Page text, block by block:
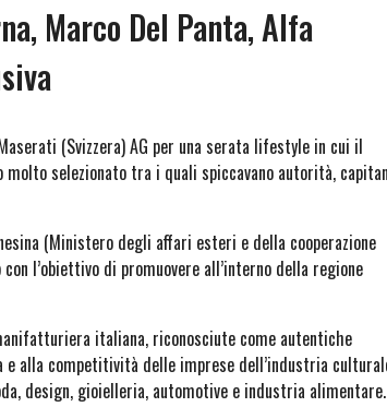
Marco Del Panta, Alfa
(Svizzera) AG per una serata lifestyle in cui il
selezionato tra i quali spiccavano autorità,
(Ministero degli affari esteri e della cooperazione
l’obiettivo di promuovere all’interno della regione
italiana, riconosciute come autentiche
alla competitività delle imprese dell’industria
design, gioielleria, automotive e industria alimentare.